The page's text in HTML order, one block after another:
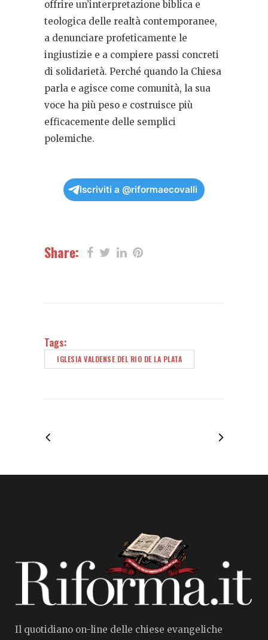
offrire un’interpretazione biblica e
teologica delle realtà contemporanee,
a denunciare profeticamente le
ingiustizie e a compiere passi concreti
di solidarietà. Perché quando la Chiesa
parla e agisce come comunità, la sua
voce ha più peso e costruisce più
efficacemente delle semplici
polemiche.
Iscriviti a @riformaecovalli
Share:
Tags:
IGLESIA VALDENSE DEL RIO DE LA PLATA
Il quotidiano on-line delle chiese evangeliche